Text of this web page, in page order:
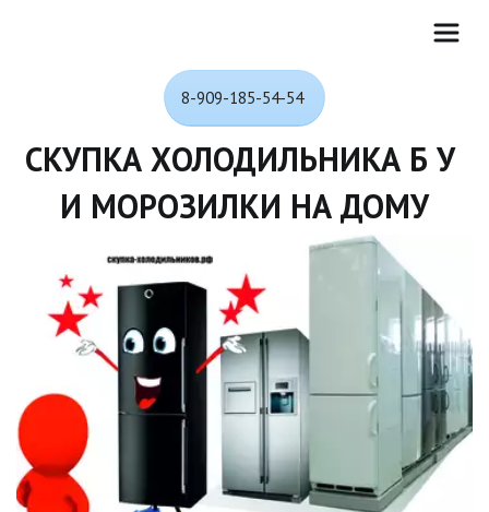
8-909-185-54-54
СКУПКА ХОЛОДИЛЬНИКА Б У
И МОРОЗИЛКИ НА ДОМУ